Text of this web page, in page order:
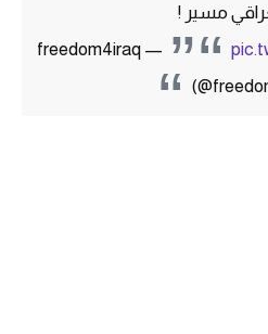
مسير !
— freedom4iraq